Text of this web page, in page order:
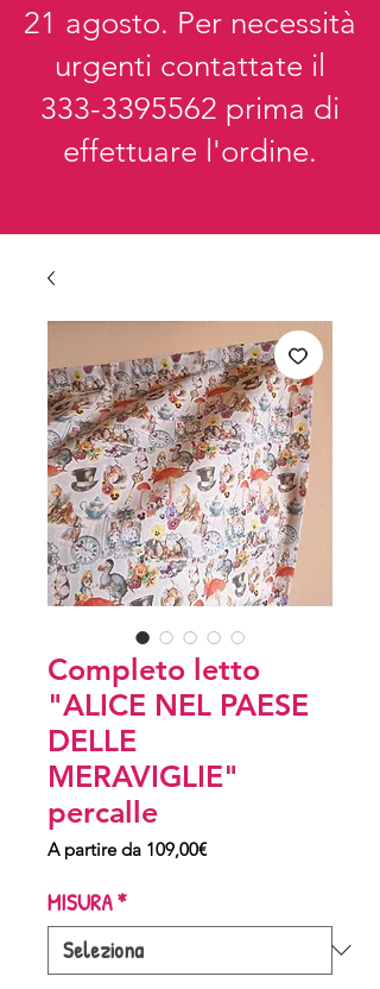
21 agosto. Per necessità
urgenti contattate il
333-3395562 prima di
effettuare l'ordine.
Completo letto
"ALICE NEL PAESE
DELLE
MERAVIGLIE"
percalle
A partire da 109,00€Prezzo
MISURA*